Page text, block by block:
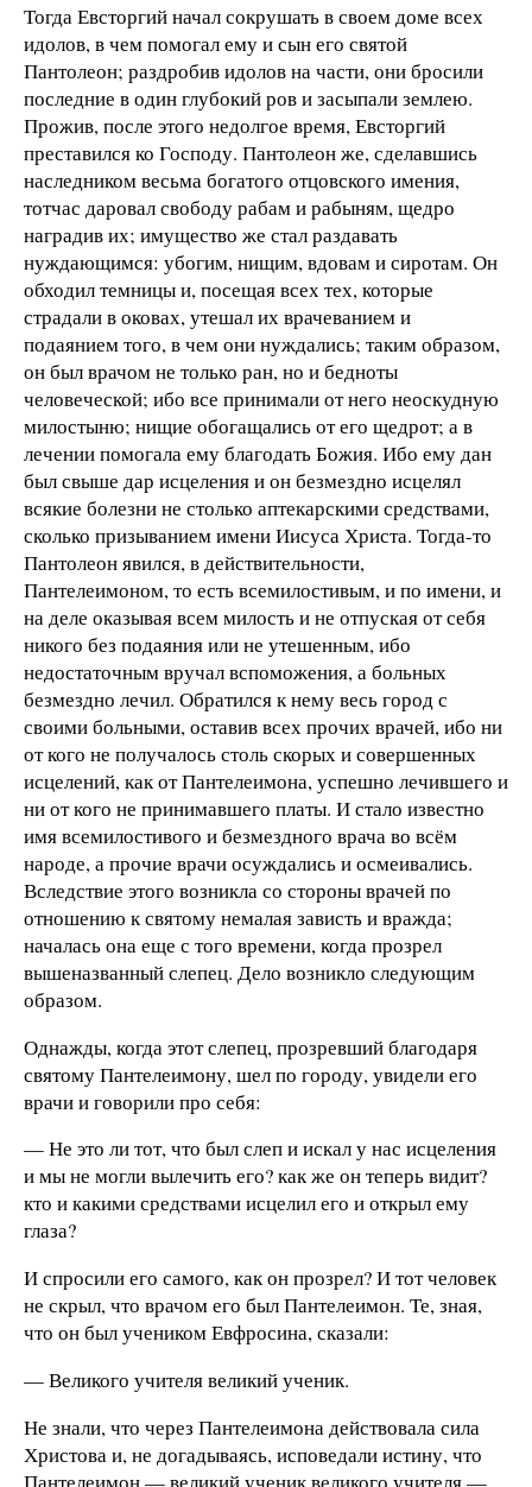
Тогда Евсторгий начал сокрушать в своем доме всех
идолов, в чем помогал ему и сын его святой
Пантолеон; раздробив идолов на части, они бросили
последние в один глубокий ров и засыпали землею.
Прожив, после этого недолгое время, Евсторгий
преставился ко Господу. Пантолеон же, сделавшись
наследником весьма богатого отцовского имения,
тотчас даровал свободу рабам и рабыням, щедро
наградив их; имущество же стал раздавать
нуждающимся: убогим, нищим, вдовам и сиротам. Он
обходил темницы и, посещая всех тех, которые
страдали в оковах, утешал их врачеванием и
подаянием того, в чем они нуждались; таким образом,
он был врачом не только ран, но и бедноты
человеческой; ибо все принимали от него неоскудную
милостыню; нищие обогащались от его щедрот; а в
лечении помогала ему благодать Божия. Ибо ему дан
был свыше дар исцеления и он безмездно исцелял
всякие болезни не столько аптекарскими средствами,
сколько призыванием имени Иисуса Христа. Тогда-то
Пантолеон явился, в действительности,
Пантелеимоном, то есть всемилостивым, и по имени, и
на деле оказывая всем милость и не отпуская от себя
никого без подаяния или не утешенным, ибо
недостаточным вручал вспоможения, а больных
безмездно лечил. Обратился к нему весь город с
своими больными, оставив всех прочих врачей, ибо ни
от кого не получалось столь скорых и совершенных
исцелений, как от Пантелеимона, успешно лечившего и
ни от кого не принимавшего платы. И стало известно
имя всемилостивого и безмездного врача во всём
народе, а прочие врачи осуждались и осмеивались.
Вследствие этого возникла со стороны врачей по
отношению к святому немалая зависть и вражда;
началась она еще с того времени, когда прозрел
вышеназванный слепец. Дело возникло следующим
образом.
Однажды, когда этот слепец, прозревший благодаря
святому Пантелеимону, шел по городу, увидели его
врачи и говорили про себя:
— Не это ли тот, что был слеп и искал у нас исцеления
и мы не могли вылечить его? как же он теперь видит?
кто и какими средствами исцелил его и открыл ему
глаза?
И спросили его самого, как он прозрел? И тот человек
не скрыл, что врачом его был Пантелеимон. Те, зная,
что он был учеником Евфросина, сказали:
— Великого учителя великий ученик.
Не знали, что через Пантелеимона действовала сила
Христова и, не догадываясь, исповедали истину, что
Пантелеимон — великий ученик великого учителя —